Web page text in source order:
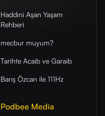
Haddini Aşan Yaşam
Rehberi
mecbur muyum?
Tarihte Acaib ve Garaib
Barış Özcan ile 111Hz
Podbee Media